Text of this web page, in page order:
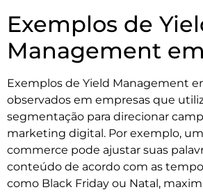
Exemplos de
Management
Exemplos de Yield Management
observados em empresas que
segmentação para direcionar
marketing digital. Por exemplo,
commerce pode ajustar suas
conteúdo de acordo com as
como Black Friday ou Natal,